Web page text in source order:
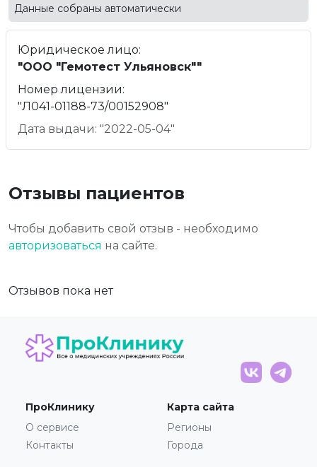
Данные собраны автоматически
Юридическое лицо:
"ООО "Гемотест Ульяновск""
Номер лицензии:
"Л041-01188-73/00152908"
Дата выдачи: "2022-05-04"
Отзывы пациентов
Чтобы добавить свой отзыв - необходимо
авторизоваться на сайте.
Отзывов пока нет
ПроКлинику
О сервисе
Контакты
Карта сайта
Регионы
Города